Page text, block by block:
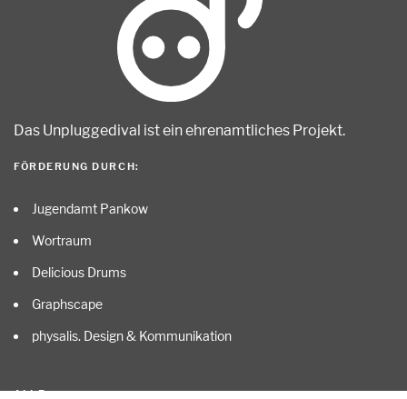
Das Unpluggedival ist ein ehrenamtliches Projekt.
FÖRDERUNG DURCH:
Jugendamt Pankow
Wortraum
Delicious Drums
Graphscape
physalis. Design & Kommunikation
ALLE …